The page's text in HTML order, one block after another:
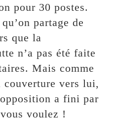
pour 30 postes.
partage de
que la
n’a pas été faite
Mais comme
vers lui,
a fini par
voulez !